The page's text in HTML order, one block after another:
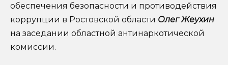
обеспечения безопасности и противодействия
коррупции в Ростовской области Олег Жеухин
на заседании областной антинаркотической
комиссии.